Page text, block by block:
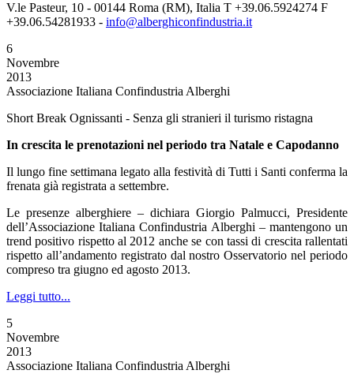
V.le Pasteur, 10 - 00144 Roma (RM), Italia T +39.06.5924274 F
+39.06.54281933 - info@alberghiconfindustria.it
6
Novembre
2013
Associazione Italiana Confindustria Alberghi
Short Break Ognissanti - Senza gli stranieri il turismo ristagna
In crescita le prenotazioni nel periodo tra Natale e Capodanno
Il lungo fine settimana legato alla festività di Tutti i Santi conferma la
frenata già registrata a settembre.
Le presenze alberghiere – dichiara Giorgio Palmucci, Presidente
dell’Associazione Italiana Confindustria Alberghi – mantengono un
trend positivo rispetto al 2012 anche se con tassi di crescita rallentati
rispetto all’andamento registrato dal nostro Osservatorio nel periodo
compreso tra giugno ed agosto 2013.
Leggi tutto...
5
Novembre
2013
Associazione Italiana Confindustria Alberghi